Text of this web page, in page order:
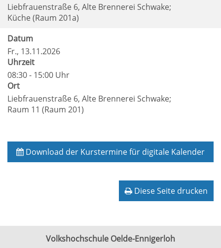
Liebfrauenstraße 6, Alte Brennerei Schwake;
Küche (Raum 201a)
Datum
Fr., 13.11.2026
Uhrzeit
08:30 - 15:00 Uhr
Ort
Liebfrauenstraße 6, Alte Brennerei Schwake;
Raum 11 (Raum 201)
Download der Kurstermine für digitale Kalender
Diese Seite drucken
Volkshochschule Oelde-Ennigerloh